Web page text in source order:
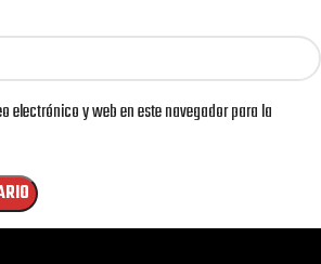
electrónico y web en este navegador para la